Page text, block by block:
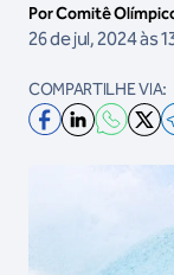
Por Comitê
26 de jul, 2024 às
COMPARTILHE VIA: